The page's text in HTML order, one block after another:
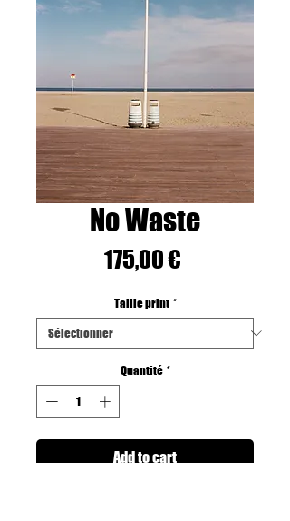
No Waste
175,00 €
Taille print *
Quantité *
Add to cart